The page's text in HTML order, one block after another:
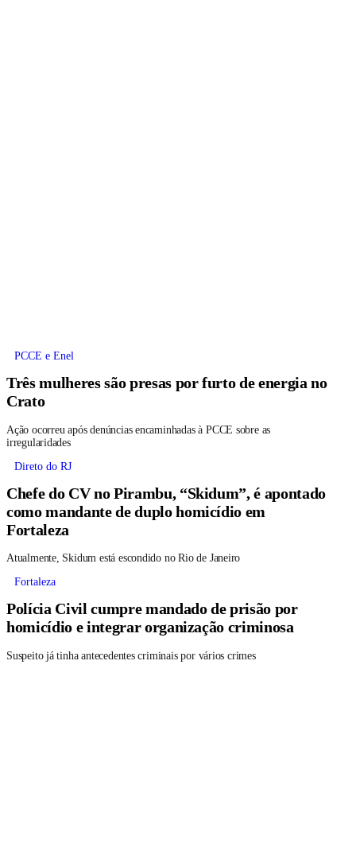
PCCE e Enel
Três mulheres são presas por furto de energia no
Crato
Ação ocorreu após denúncias encaminhadas à PCCE sobre as
irregularidades
Direto do RJ
Chefe do CV no Pirambu, “Skidum”, é apontado
como mandante de duplo homicídio em
Fortaleza
Atualmente, Skidum está escondido no Rio de Janeiro
Fortaleza
Polícia Civil cumpre mandado de prisão por
homicídio e integrar organização criminosa
Suspeito já tinha antecedentes criminais por vários crimes